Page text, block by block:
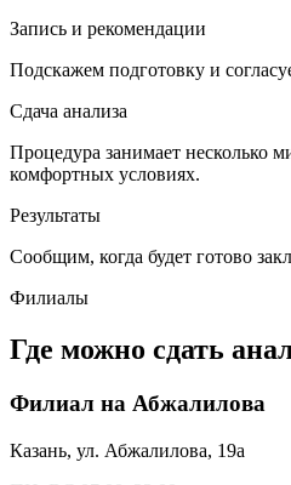
Запись и рекомендации
Подскажем подготовку и
Сдача анализа
Процедура занимает несколько
комфортных условиях.
Результаты
Сообщим, когда будет готово
Филиалы
Где можно сдать
Филиал на Абжалилова
Казань, ул. Абжалилова, 19а